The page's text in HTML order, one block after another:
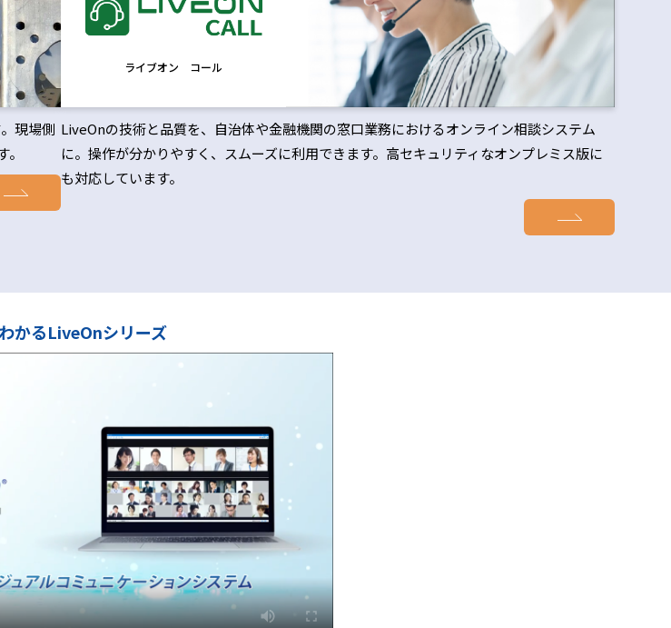
現場側
ライブオン コール
LiveOnの技術と品質を、自治体や金融機関の窓口業務におけるオンライン相談システム
に。操作が分かりやすく、スムーズに利用できます。高セキュリティなオンプレミス版に
も対応しています。
かるLiveOnシリーズ